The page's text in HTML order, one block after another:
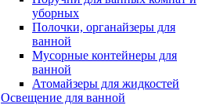
уборных
Полочки, органайзеры для
ванной
Мусорные контейнеры для
ванной
Атомайзеры для жидкостей
Освещение для ванной